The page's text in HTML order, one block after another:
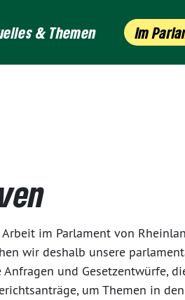
& Themen Im
im Parlament von
wir deshalb unsere
und Gesetzentwürfe,
um Themen in